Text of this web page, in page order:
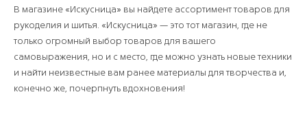
В магазине «Искусница» вы найдете ассортимент товаров для
рукоделия и шитья. «Искусница» — это тот магазин, где не
только огромный выбор товаров для вашего
самовыражения, но и с место, где можно узнать новые техники
и найти неизвестные вам ранее материалы для творчества и,
конечно же, почерпнуть вдохновения!